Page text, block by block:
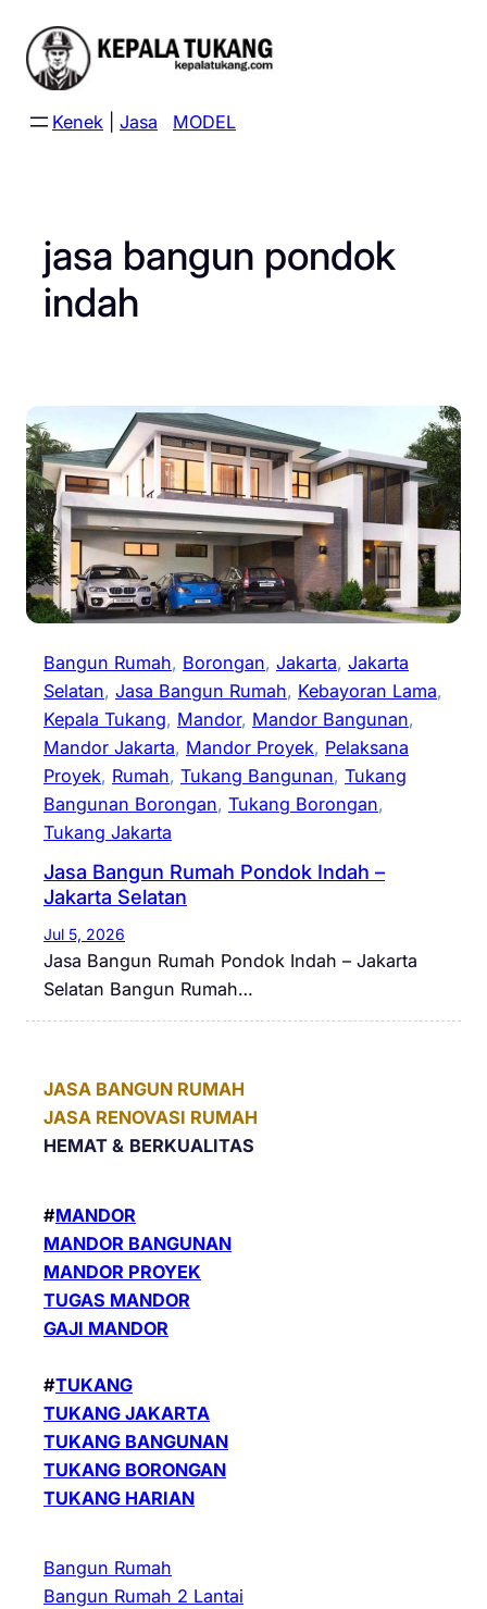
content
Kenek Jasa MODEL
jasa bangun pondok
indah
Bangun Rumah, Borongan, Jakarta, Jakarta
Selatan, Jasa Bangun Rumah, Kebayoran Lama
Kepala Tukang, Mandor, Mandor Bangunan
Mandor Jakarta, Mandor Proyek, Pelaksana
Proyek, Rumah, Tukang Bangunan, Tukang
Bangunan Borongan, Tukang Borongan
Tukang Jakarta
Jasa Bangun Rumah Pondok Indah –
Jakarta Selatan
Jul 5, 2026
Jasa Bangun Rumah Pondok Indah – Jakarta
Selatan Bangun Rumah…
JASA BANGUN RUMAH
JASA RENOVASI RUMAH
HEMAT & BERKUALITAS
#MANDOR
MANDOR BANGUNAN
MANDOR PROYEK
TUGAS MANDOR
GAJI MANDOR
#TUKANG
TUKANG JAKARTA
TUKANG BANGUNAN
TUKANG BORONGAN
TUKANG HARIAN
Bangun Rumah
Bangun Rumah 2 Lantai